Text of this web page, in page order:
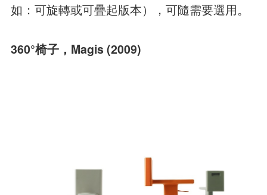
如：可旋轉或可疊起版本），可隨需要選用。
360°椅子，Magis (2009)